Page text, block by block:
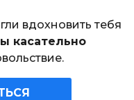
вдохновить тебя
касательно